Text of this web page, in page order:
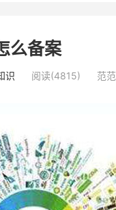
么备案
识 阅读(4815) 范范